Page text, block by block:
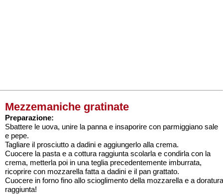
Mezzemaniche gratinate
Preparazione:
Sbattere le uova, unire la panna e insaporire con parmiggiano sale
e pepe.
Tagliare il prosciutto a dadini e aggiungerlo alla crema.
Cuocere la pasta e a cottura raggiunta scolarla e condirla con la
crema, metterla poi in una teglia precedentemente imburrata,
ricoprire con mozzarella fatta a dadini e il pan grattato.
Cuocere in forno fino allo scioglimento della mozzarella e a doratura
raggiunta!